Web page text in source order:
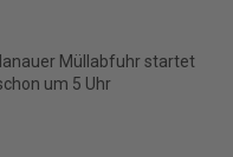
Müllabfuhr startet
um 5 Uhr